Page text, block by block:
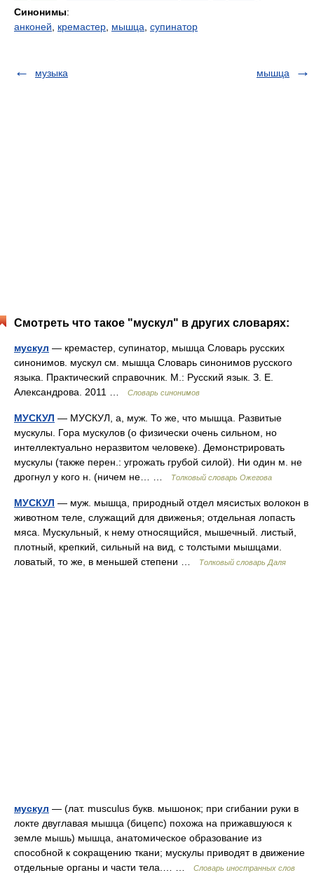
Синонимы:
анконей
кремастер мышца супинатор
музыка мышца
Смотреть что такое "мускул" в других словарях:
мускул — кремастер, супинатор, мышца Словарь русских
синонимов. мускул см. мышца Словарь синонимов русского
языка. Практический справочник. М.: Русский язык. З. Е.
Александрова. 2011 …
Словарь синонимов
МУСКУЛ — МУСКУЛ, а, муж. То же, что мышца. Развитые
мускулы. Гора мускулов (о физически очень сильном, но
интеллектуально неразвитом человеке). Демонстрировать
мускулы (также перен.: угрожать грубой силой). Ни один м. не
дрогнул у кого н. (ничем не… …
Толковый словарь Ожегова
МУСКУЛ — муж. мышца, природный отдел мясистых волокон в
животном теле, служащий для движенья; отдельная лопасть
мяса. Мускульный, к нему относящийся, мышечный. листый,
плотный, крепкий, сильный на вид, с толстыми мышцами.
ловатый, то же, в меньшей степени …
Толковый словарь Даля
мускул — (лат. musculus букв. мышонок; при сгибании руки в
локте двуглавая мышца (бицепс) похожа на прижавшуюся к
земле мышь) мышца, анатомическое образование из
способной к сокращению ткани; мускулы приводят в движение
отдельные органы и части тела.… …
Словарь иностранных слов